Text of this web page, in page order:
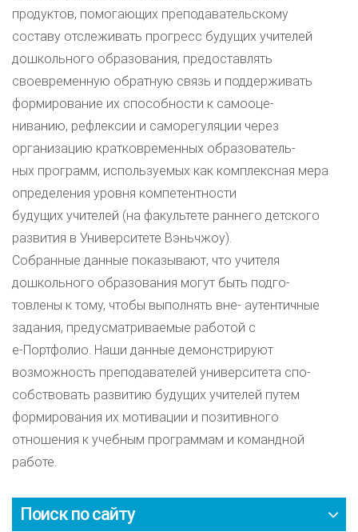
продуктов, помогающих преподавательскому
составу отслеживать прогресс будущих учителей
дошкольного образования, предоставлять
своевременную обратную связь и поддерживать
формирование их способности к самооце-
ниванию, рефлексии и саморегуляции через
организацию кратковременных образователь-
ных программ, используемых как комплексная мера
определения уровня компетентности
будущих учителей (на факультете раннего детского
развития в Университете Вэньчжоу).
Собранные данные показывают, что учителя
дошкольного образования могут быть подго-
товлены к тому, чтобы выполнять вне- аутентичные
задания, предусматриваемые работой с
e-Портфолио. Наши данные демонстрируют
возможность преподавателей университета спо-
собствовать развитию будущих учителей путем
формирования их мотивации и позитивного
отношения к учебным программам и командной
работе.
Поиск по сайту